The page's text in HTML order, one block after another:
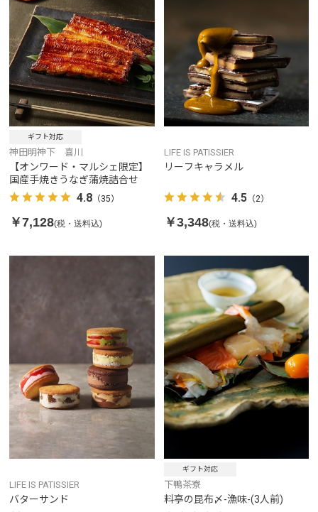
ギフト対応
神田明神下 喜川
【オンワード・マルシェ限定】
国産手焼きうなぎ蒲焼詰合せ
4.8 （35）
￥7,128(税・送料込)
LIFE IS PATISSIER
リーフキャラメル
4.5（2）
￥3,348(税・送料込)
LIFE IS PATISSIER
バターサンド
ギフト対応
下鴨茶寮
料亭の昆布〆-漁味-(3人前)